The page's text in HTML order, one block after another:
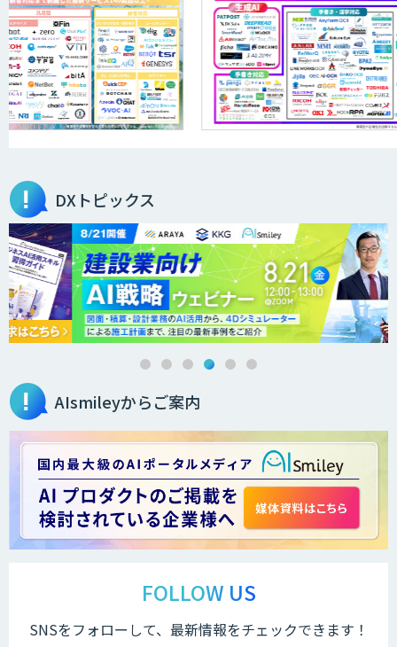
ELYZA Works with KDDI
医療文書作成を効率化する生成
AI「OPTiM AI ホスピタル」
オーダーメイドAI人材育成研修
Brain Plus for Sales
データ分析/AI開発/コンサルティング
DXトピックス
AIsmileyからご案内
FOLLOW US
SNSをフォローして、最新情報をチェックできます！